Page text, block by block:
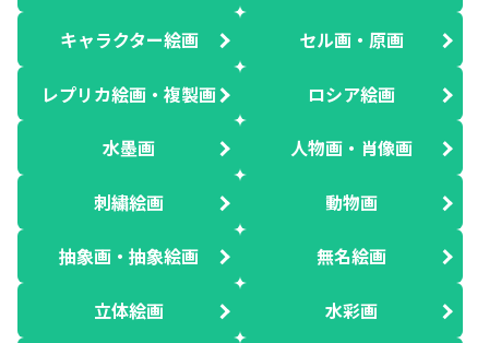
キャラクター絵画 セル画・原画
レプリカ絵画・複製画 ロシア絵画
水墨画 人物画・肖像画
刺繍絵画 動物画
抽象画・抽象絵画 無名絵画
立体絵画 水彩画